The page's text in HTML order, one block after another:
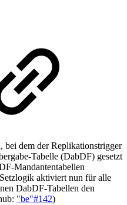
bei dem der Replikationstrigger
Tabelle (DabDF) gesetzt
Mandantentabellen
aktiviert nun für alle
DabDF-Tabellen den
"be"#142)